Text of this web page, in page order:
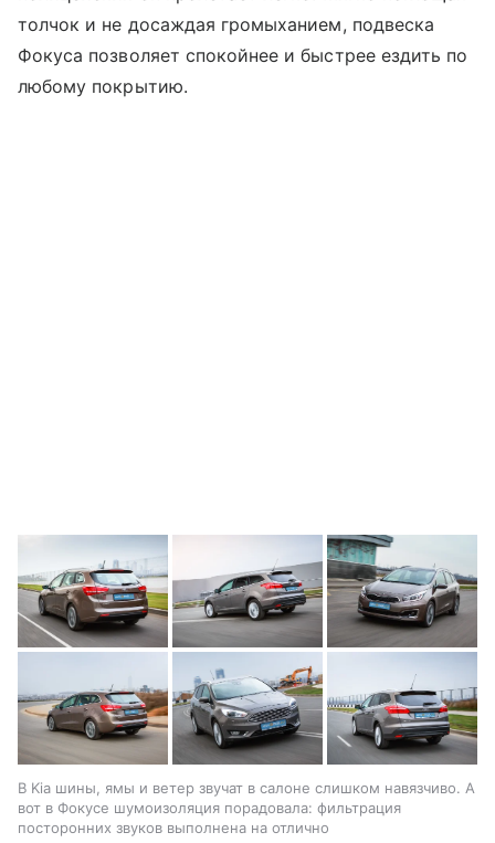
толчок и не досаждая громыханием, подвеска
Фокуса позволяет спокойнее и быстрее ездить по
любому покрытию.
В Kia шины, ямы и ветер звучат в салоне слишком навязчиво. А
вот в Фокусе шумоизоляция порадовала: фильтрация
посторонних звуков выполнена на отлично